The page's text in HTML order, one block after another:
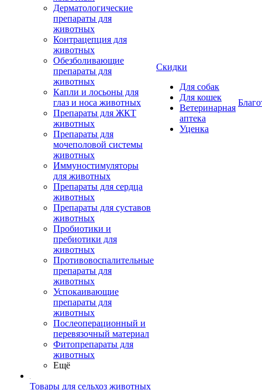
Дерматологические
препараты для
животных
Контрацепция для
животных
Обезболивающие
препараты для
животных
Капли и лосьоны для
глаз и носа животных
Препараты для ЖКТ
животных
Препараты для
мочеполовой системы
животных
Иммуностимуляторы
для животных
Препараты для сердца
животных
Препараты для суставов
животных
Пробиотики и
пребиотики для
животных
Противовоспалительные
препараты для
животных
Успокаивающие
препараты для
животных
Послеоперационный и
перевязочный материал
Фитопрепараты для
животных
Ещё
Товары для сельхоз животных
Скидки
Для собак
Для кошек
Ветеринарная
аптека
Уценка